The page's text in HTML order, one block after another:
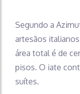
Segundo a
artesãos
área total é de
pisos. O iate
suítes.